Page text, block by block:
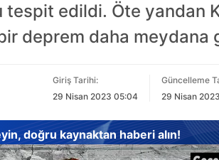
edildi. Öte yandan
deprem daha meydana
Giriş Tarihi:
29 Nisan 2023 05:04
Güncelleme
29 Nisan
doğru kaynaktan haberi alın!